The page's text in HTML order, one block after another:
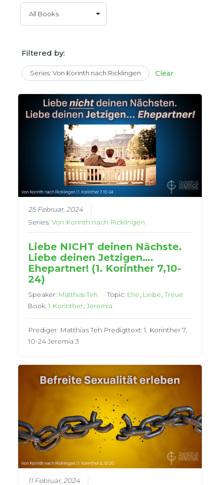
Filtered by:
Series: Von Korinth nach Ricklingen Clear
25 Februar, 2024
Series:Von Korinth nach Ricklingen
Liebe NICHT deinen Nächste.
Liebe deinen Jetzigen….
Ehepartner! (1. Korinther 7,10-
24)
Speaker: Matthias Teh Topic: Ehe, Liebe,Treue
Book:1. Korinther,Jeremia
Prediger: Matthias Teh Predigttext: 1. Korinther 7,
10-24 Jeremia 3
11 Februar, 2024